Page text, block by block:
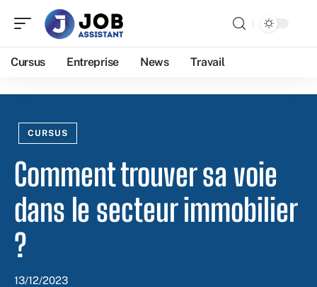
Cursus Entreprise News Travail
CURSUS
Comment trouver sa voie
dans le secteur immobilier
?
13/12/2023